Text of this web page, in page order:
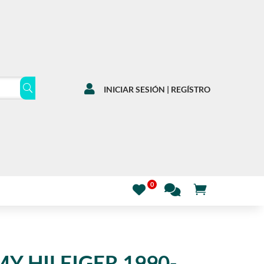
 INICIAR SESIÓN | REGÍSTRO